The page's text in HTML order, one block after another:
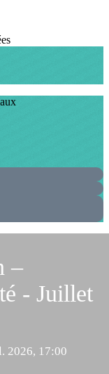
–
- Juillet
2026, 17:00